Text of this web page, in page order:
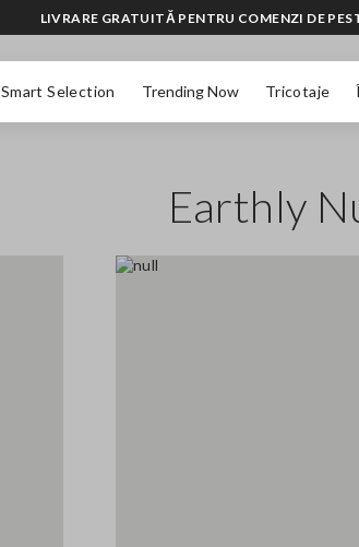
Smart Selection Trending Now Tricotaje
LIVRARE GRATUITĂ PENTRU COMENZI DE
Earthly